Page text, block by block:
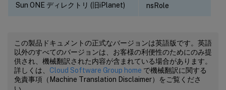
Sun ONE ディレクトリ (旧iPlanet) nsRole
この製品ドキュメントの正式なバージョンは英語版です。英語
以外のすべてのバージョンは、お客様の利便性のためにのみ提
供され、機械翻訳された内容が含まれている場合があります。
詳しくは、 Cloud Software Group home で機械翻訳に関する
免責事項（Machine Translation Disclaimer）をご覧くださ
い。